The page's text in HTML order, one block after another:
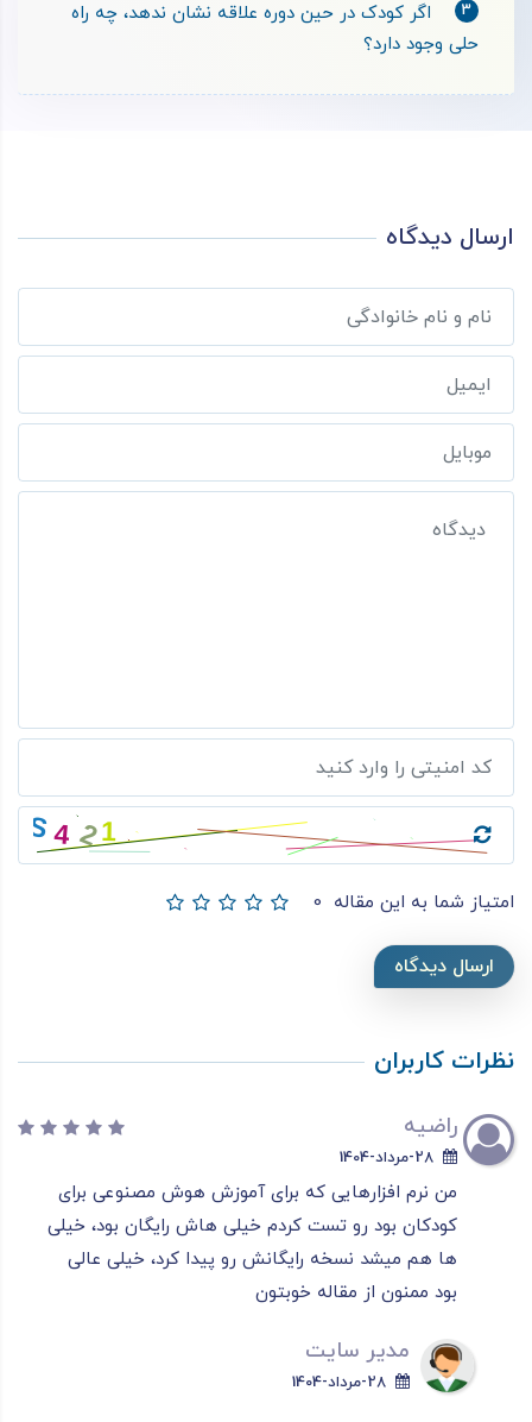
3
اگر کودک در حین دوره علاقه نشان ندهد، چه راه
حلی وجود دارد؟
ارسال دیدگاه
امتیاز شما به این مقاله 0
ارسال دیدگاه
نظرات کاربران
راضیه
28-مرداد-1404
من نرم افزارهایی که برای آموزش هوش مصنوعی برای
کودکان بود رو تست کردم خیلی هاش رایگان بود، خیلی
ها هم میشد نسخه رایگانش رو پیدا کرد، خیلی عالی
بود ممنون از مقاله خوبتون
مدیر سایت
28-مرداد-1404